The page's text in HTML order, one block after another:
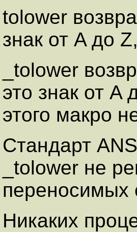
tolower
знак от A до
_tolower
это знак от A
этого макро
Стандарт
_tolower не
переносимых
Никаких